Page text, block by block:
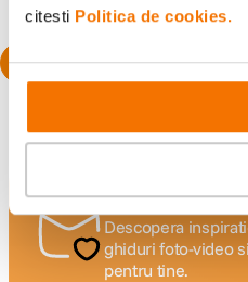
citesti Politica de cookies.
Alatura-te
Descopera
ghiduri foto-video
pentru tine.